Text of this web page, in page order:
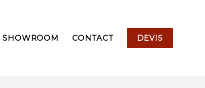
SHOWROOM CONTACT DEVIS